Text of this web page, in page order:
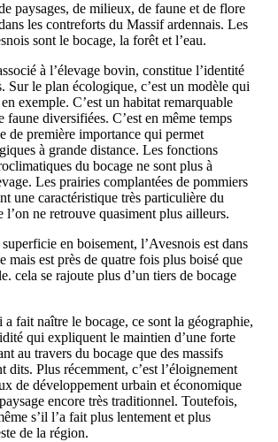
paysages, de milieux, de faune et de flore
les contreforts du Massif ardennais. Les
sont le bocage, la forêt et l’eau.
à l’élevage bovin, constitue l’identité
Sur le plan écologique, c’est un modèle qui
exemple. C’est un habitat remarquable
faune diversifiées. C’est en même temps
de première importance qui permet
à grande distance. Les fonctions
du bocage ne sont plus à
Les prairies complantées de pommiers
une caractéristique très particulière du
l’on ne retrouve quasiment plus ailleurs.
en boisement, l’Avesnois est dans
mais est près de quatre fois plus boisé que
cela se rajoute plus d’un tiers de bocage
a fait naître le bocage, ce sont la géographie,
qui expliquent le maintien d’une forte
au travers du bocage que des massifs
dits. Plus récemment, c’est l’éloignement
de développement urbain et économique
encore très traditionnel. Toutefois,
s’il l’a fait plus lentement et plus
de la région.